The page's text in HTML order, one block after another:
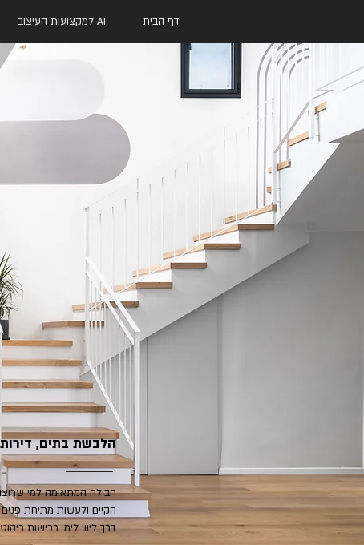
דף הבית AI למקצועות העיצוב
הלבשת בתים,
חבילה המתאימה למי
הקיים ולעשות מתיחת
דרך ליווי לימי רכישות